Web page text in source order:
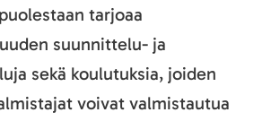
tarjoaa
suunnittelu- ja
sekä koulutuksia, joiden
voivat valmistautua